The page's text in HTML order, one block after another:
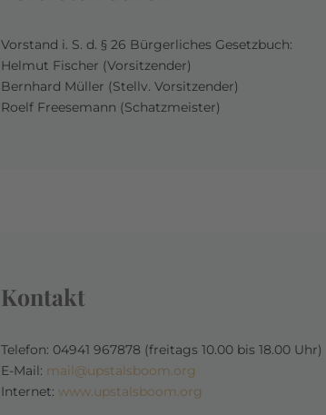
Vorstand i. S. d. § 26 Bürgerliches Gesetzbuch:
Helmut Fischer (Vorsitzender)
Bernhard Müller (Stellv. Vorsitzender)
Roelf Freesemann (Schatzmeister)
Kontakt
Telefon: 04941 967878 (freitags 10.00 bis 18.00 Uhr)
E-Mail: mail@upstalsboom.org
Internet: www.upstalsboom.org